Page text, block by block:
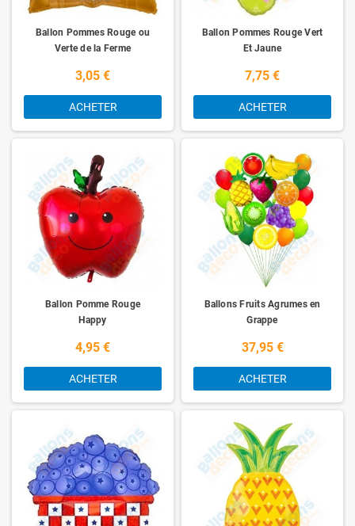
Ballon Pommes Rouge ou
Verte de la Ferme
3,05 €
ACHETER
Ballon Pommes Rouge Vert
Et Jaune
7,75 €
ACHETER
Ballon Pomme Rouge
Happy
4,95 €
ACHETER
Ballons Fruits Agrumes en
Grappe
37,95 €
ACHETER